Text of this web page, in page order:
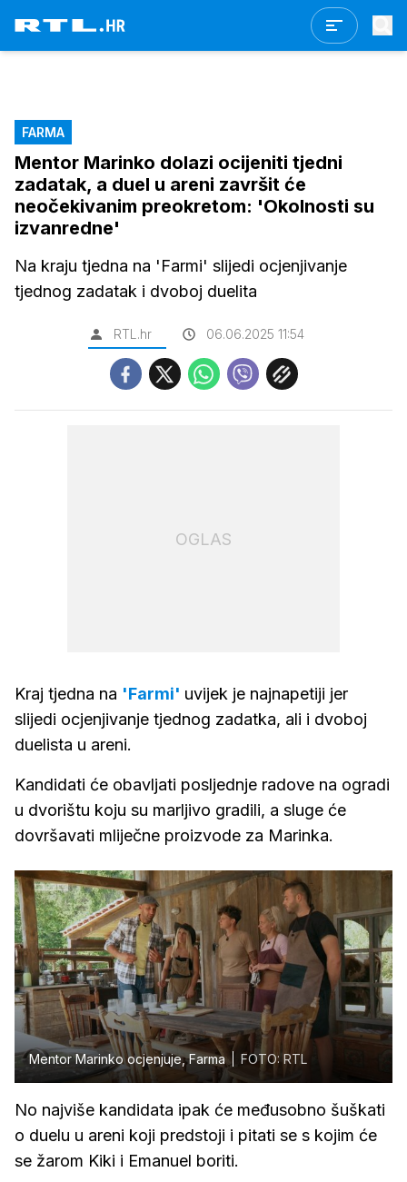
FARMA
Mentor Marinko dolazi ocijeniti tjedni
zadatak, a duel u areni završit će
neočekivanim preokretom: 'Okolnosti su
izvanredne'
Na kraju tjedna na 'Farmi' slijedi ocjenjivanje
tjednog zadatak i dvoboj duelita
RTL.hr 06.06.2025 11:54
OGLAS
Kraj tjedna na 'Farmi' uvijek je najnapetiji jer
slijedi ocjenjivanje tjednog zadatka, ali i dvoboj
duelista u areni.
Kandidati će obavljati posljednje radove na ogradi
u dvorištu koju su marljivo gradili, a sluge će
dovršavati mliječne proizvode za Marinka.
Mentor Marinko ocjenjuje, Farma FOTO: RTL
No najviše kandidata ipak će međusobno šuškati
o duelu u areni koji predstoji i pitati se s kojim će
se žarom Kiki i Emanuel boriti.